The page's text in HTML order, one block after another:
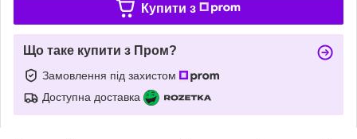
Купити з
Що таке купити з Пром?
Замовлення під захистом
Доступна доставка